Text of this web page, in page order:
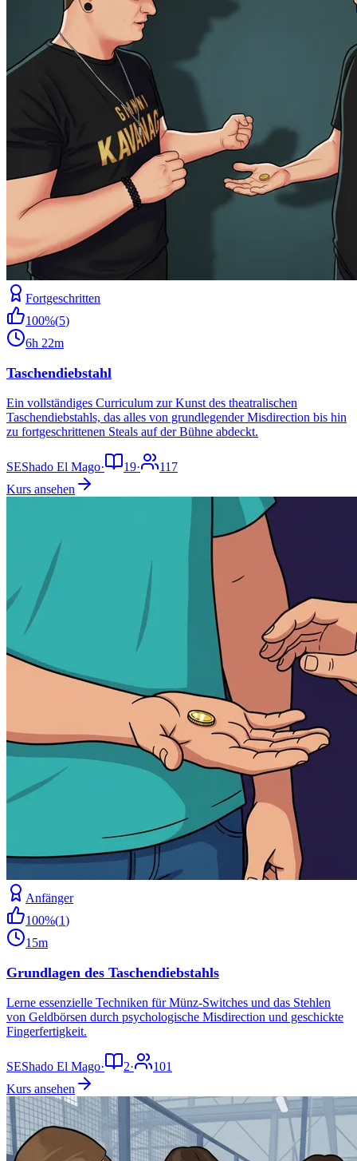
Fortgeschritten
100%(5)
6h 22m
Taschendiebstahl
Ein vollständiges Curriculum zur Kunst des theatralischen
Taschendiebstahls, das alles von grundlegender Misdirection bis hin
zu fortgeschrittenen Steals auf der Bühne abdeckt.
SEShado El Mago· 19·
117
Kurs ansehen
Anfänger
100%(1)
15m
Grundlagen des Taschendiebstahls
Lerne essenzielle Techniken für Münz-Switches und das Stehlen
von Geldbörsen durch psychologische Misdirection und geschickte
Fingerfertigkeit.
SEShado El Mago· 2·
101
Kurs ansehen